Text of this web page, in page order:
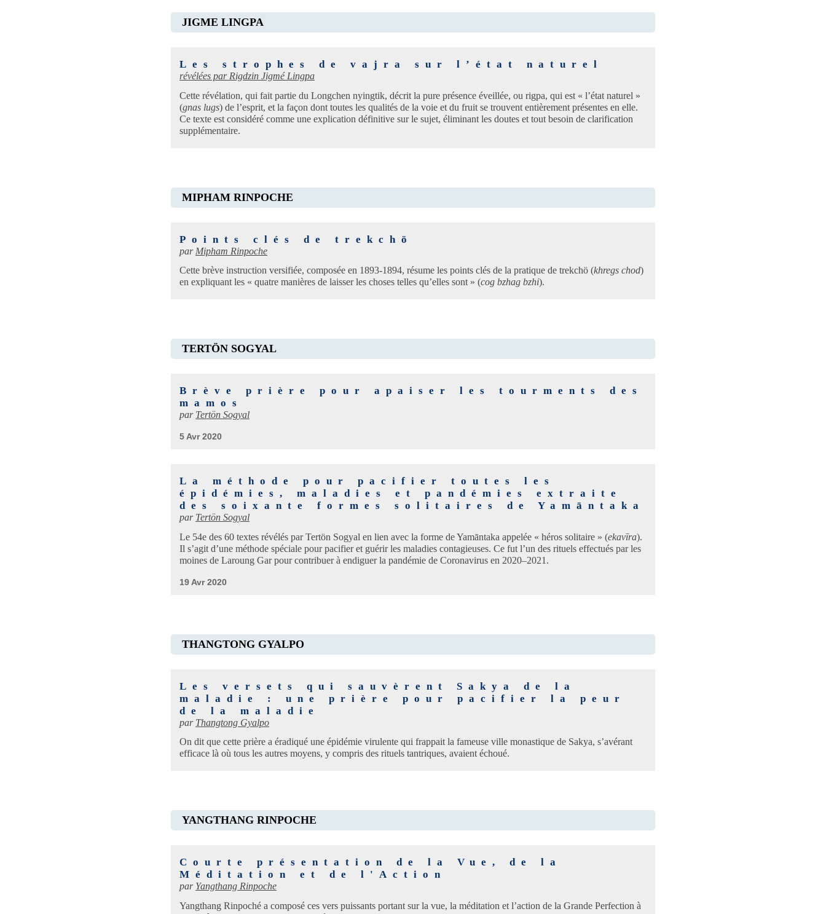
JIGME LINGPA
Les strophes de vajra sur l’état naturel
révélées par Rigdzin Jigmé Lingpa
Cette révélation, qui fait partie du Longchen nyingtik, décrit la pure présence éveillée, ou rigpa, qui est « l’état naturel »
(gnas lugs) de l’esprit, et la façon dont toutes les qualités de la voie et du fruit se trouvent entièrement présentes en elle.
Ce texte est considéré comme une explication définitive sur le sujet, éliminant les doutes et tout besoin de clarification
supplémentaire.
MIPHAM RINPOCHE
Points clés de trekchö
par Mipham Rinpoche
Cette brève instruction versifiée, composée en 1893-1894, résume les points clés de la pratique de trekchö (khregs chod)
en expliquant les « quatre manières de laisser les choses telles qu’elles sont » (cog bzhag bzhi).
TERTÖN SOGYAL
Brève prière pour apaiser les tourments des
mamos
par Tertön Sogyal
5 Avr 2020
La méthode pour pacifier toutes les
épidémies, maladies et pandémies extraite
des soixante formes solitaires de Yamāntaka
par Tertön Sogyal
Le 54e des 60 textes révélés par Tertön Sogyal en lien avec la forme de Yamāntaka appelée « héros solitaire » (ekavīra).
Il s’agit d’une méthode spéciale pour pacifier et guérir les maladies contagieuses. Ce fut l’un des rituels effectués par les
moines de Laroung Gar pour contribuer à endiguer la pandémie de Coronavirus en 2020–2021.
19 Avr 2020
THANGTONG GYALPO
Les versets qui sauvèrent Sakya de la
maladie : une prière pour pacifier la peur
de la maladie
par Thangtong Gyalpo
On dit que cette prière a éradiqué une épidémie virulente qui frappait la fameuse ville monastique de Sakya, s’avérant
efficace là où tous les autres moyens, y compris des rituels tantriques, avaient échoué.
YANGTHANG RINPOCHE
Courte présentation de la Vue, de la
Méditation et de l'Action
par Yangthang Rinpoche
Yangthang Rinpoché a composé ces vers puissants portant sur la vue, la méditation et l’action de la Grande Perfection à